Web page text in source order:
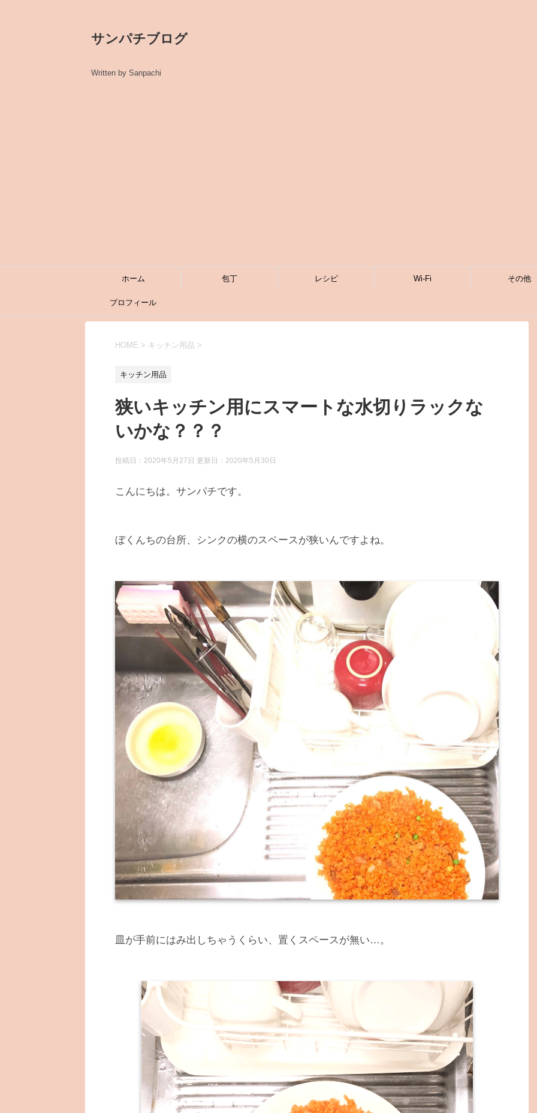
サンパチブログ
Written by Sanpachi
ホーム 包丁 レシピ Wi-Fi その他
プロフィール
HOME > キッチン用品 >
キッチン用品
狭いキッチン用にスマートな水切りラックな
いかな？？？
投稿日：2020年5月27日 更新日： 2020年5月30日
こんにちは。サンパチです。
ぼくんちの台所、シンクの横のスペースが狭いんですよね。
皿が手前にはみ出しちゃうくらい、置くスペースが無い…。